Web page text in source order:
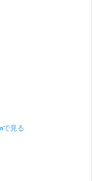
で見る